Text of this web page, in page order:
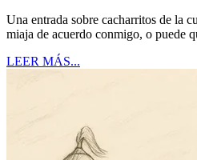
Una entrada sobre cacharritos de la
miaja de acuerdo conmigo, o puede
LEER MÁS...